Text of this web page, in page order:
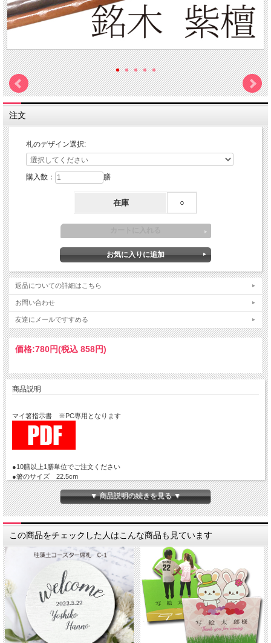
注文
札のデザイン選択:
購入数： 膳
在庫 ○
返品についての詳細はこちら
お問い合わせ
友達にメールですすめる
価格:780円(税込 858円)
商品説明
マイ箸指示書 ※PC専用となります
●10膳以上1膳単位でご注文ください
●箸のサイズ 22.5cm
●箱のサイズ 25cm×4cm×1.7cm
●納期２週間
●カート入れる数量はおおよそのご注文数でもかまいません。変更はサンプル確認
後でも可能です。
最終的な数が確定しましたらご請求金額をお知らせいたします。
●お箸の種類によって金額が異なりますので、お確かめいただきカートへお入れく
●「札のデザイン選択」では商品画像の小ウインドウから選択してください。
●札のデザインですが「オリジナル希望」を選ばれた方はイメージ図をご注文から
２日以内にメールでお送りください。
手書きなど詳細が分かる形でもかまいません。
●Ｃ-12家紋を選ばれた方もご注文から２日以内にメールでお送りください。
●天然木を使用しているため1本1本色合い、刻印時の見え方など画面上と異なる場
▼ 商品説明の続きを見る ▼
この商品をチェックした人はこんな商品も見ています